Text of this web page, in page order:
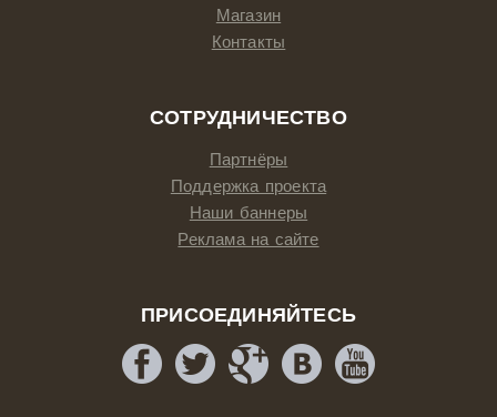
Магазин
Контакты
СОТРУДНИЧЕСТВО
Партнёры
Поддержка проекта
Наши баннеры
Реклама на сайте
ПРИСОЕДИНЯЙТЕСЬ